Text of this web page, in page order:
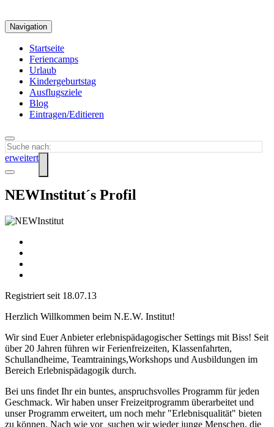
Navigation
Startseite
Feriencamps
Urlaub
Kindergeburtstag
Ausflugsziele
Blog
Eintragen/Editieren
erweitert
NEWInstitut´s Profil
Registriert seit 18.07.13
Herzlich Willkommen beim N.E.W. Institut!
Wir sind Euer Anbieter erlebnispädagogischer Settings mit Biss! Seit
über 20 Jahren führen wir Ferienfreizeiten, Klassenfahrten,
Schullandheime, Teamtrainings,Workshops und Ausbildungen im
Bereich Erlebnispädagogik durch.
Bei uns findet Ihr ein buntes, anspruchsvolles Programm für jeden
Geschmack. Wir haben unser Freizeitprogramm überarbeitet und
unser Programm erweitert, um noch mehr "Erlebnisqualität" bieten
zu können. Nach wie vor suchen wir wieder junge Menschen, die